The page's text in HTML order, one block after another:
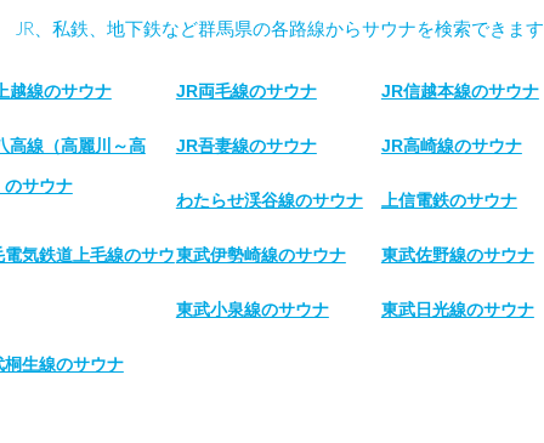
JR、私鉄、地下鉄など群馬県の各路線からサウナを検索できます
越線のサウナ JR両毛線のサウナ JR信越本線のサウナ
高線（高麗川～高
のサウナ
JR吾妻線のサウナ JR高崎線のサウナ
わたらせ渓谷線のサウナ 上信電鉄のサウナ
電気鉄道上毛線のサウ東武伊勢崎線のサウナ 東武佐野線のサウナ
東武小泉線のサウナ 東武日光線のサウナ
桐生線のサウナ